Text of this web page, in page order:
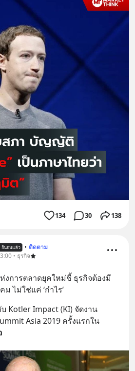
134 30 138
ยืนยันแล้ว • ติดตาม
• ธุรกิจ
งการตลาดยุคใหม่ชี้ ธุรกิจต้องมี
ไม่ใช่แค่ ‘กำไร’
Kotler Impact (KI) จัดงาน
Asia 2019 ครั้งแรกใน